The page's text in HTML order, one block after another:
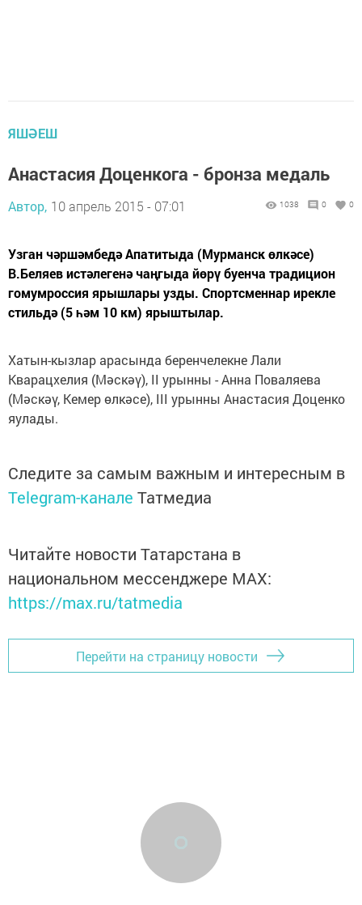
ЯШӘЕШ
Анастасия Доценкога - бронза медаль
Автор, 10 апрель 2015 - 07:01 1038 0 0
Узган чәршәмбедә Апатитыда (Мурманск өлкәсе)
В.Беляев истәлегенә чаңгыда йөрү буенча традицион
гомумроссия ярышлары узды. Спортсменнар ирекле
стильдә (5 һәм 10 км) ярыштылар.
Хатын-кызлар арасында беренчелекне Лали
Кварацхелия (Мәскәү), II урынны - Анна Поваляева
(Мәскәү, Кемер өлкәсе), III урынны Анастасия Доценко
яулады.
Следите за самым важным и интересным в
Telegram-канале Татмедиа
Читайте новости Татарстана в
национальном мессенджере MАХ:
https://max.ru/tatmedia
Перейти на страницу новости